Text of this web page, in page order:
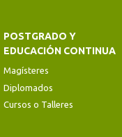
POSTGRADO Y
EDUCACIÓN CONTINUA
Magísteres
Diplomados
Cursos o Talleres